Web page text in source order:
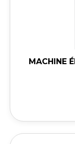
MACHINE